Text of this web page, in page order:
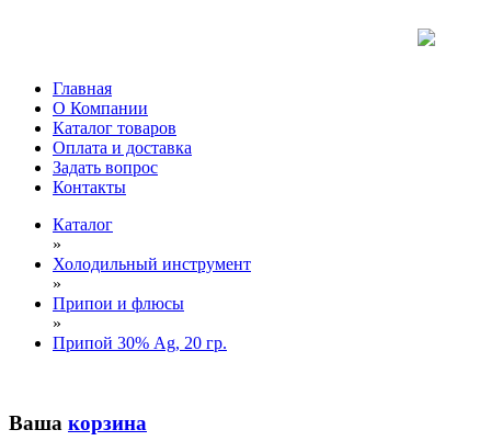
Главная
О Компании
Каталог товаров
Оплата и доставка
Задать вопрос
Контакты
Каталог
»
Холодильный инструмент
»
Припои и флюсы
»
Припой 30% Ag, 20 гр.
Ваша корзина